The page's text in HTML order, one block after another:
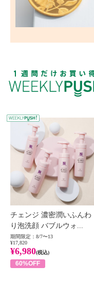
チェンジ 濃密潤いふんわ
り泡洗顔 バブルウォ...
期間限定：8/7〜13
¥17,820
¥6,980(税込)
60%OFF